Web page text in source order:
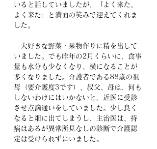
いると話していましたが、「よく来た、
よく来た」と満面の笑みで迎えてくれま
した。
大好きな野菜・果物作りに精を出して
いました。でも昨年の2月くらいに、食事
量も水分も少なくなり、横になることが
多くなりました。介護者である88歳の祖
母（要介護度3です）、叔父、母は、何も
しないわけにはいかないと、近医に受診
させ点滴通いをしていました。少し良く
なると畑に出てしまうし、主治医は、持
病はあるが異常所見なしの診断で介護認
定は受けられずにいました。